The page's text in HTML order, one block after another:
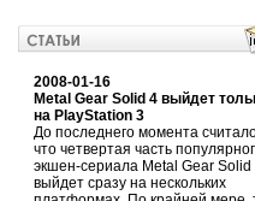
2008-01-16
Metal Gear Solid 4 выйдет
на PlayStation 3
До последнего момента
что четвертая часть
экшен-сериала Metal Gear Solid
выйдет сразу на нескольких